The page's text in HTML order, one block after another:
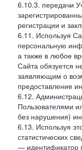
6.10.3. передачи
регистрации и
6.11. Используя
персональную
а также в любое
Сайта обязуется
заявляющим о
предоставление
6.12.
Пользователями
без нарушения)
6.13. Используя
статистических
— идентификатор